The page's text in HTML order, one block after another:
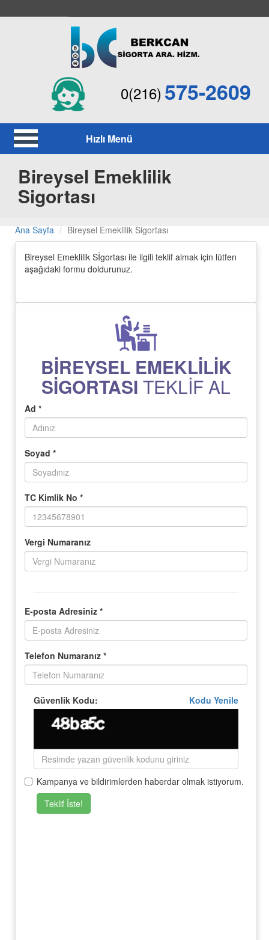
575-2609
0(216)
Hızlı Menü
Bireysel Emeklilik
Sigortası
Ana Sayfa Bireysel Emeklilik Sigortası
Bireysel Emeklilik Sİgortası ile ilgili teklif almak için lütfen
aşağıdaki formu doldurunuz.
BİREYSEL EMEKLİLİK
SİGORTASI TEKLİF AL
Ad *
Soyad *
TC Kimlik No *
Vergi Numaranız
E-posta Adresiniz *
Telefon Numaranız *
Güvenlik Kodu: Kodu Yenile
Kampanya ve bildirimlerden haberdar olmak istiyorum.